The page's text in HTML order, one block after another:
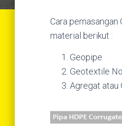
Cara
material berikut :
Geopipe
Geotextile
Agregat atau